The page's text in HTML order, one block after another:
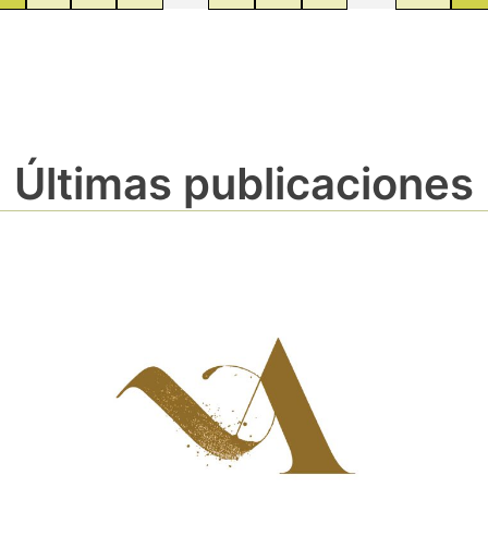
Últimas publicaciones